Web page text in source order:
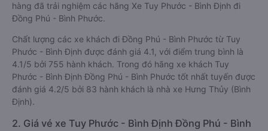
hàng đã trải nghiệm các hãng Xe Tuy Phước - Bình Định đi
Đồng Phú - Bình Phước.
Chất lượng các xe khách đi Đồng Phú - Bình Phước từ Tuy
Phước - Bình Định được đánh giá 4.1, với điểm trung bình là
4.1/5 bởi 755 hành khách. Trong đó hãng xe khách Tuy
Phước - Bình Định Đồng Phú - Bình Phước tốt nhất tuyến được
đánh giá 4.2/5 bởi 83 hành khách là nhà xe Hưng Thủy (Bình
Định).
2. Giá vé xe Tuy Phước - Bình Định Đồng Phú - Bình